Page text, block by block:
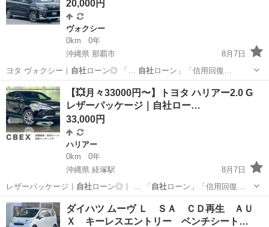
20,000円
ヴォクシー
0km
0年
沖縄県 那覇市
8月7日
ヨタ ヴォクシー｜ 自社 ローン◎ 「… 自社ローン」「信用回復…
沖縄 那覇市 ヴォクシー ローン
【💥月々33000円〜】トヨタ ハリアー2.0 G
レザーパッケージ｜自社ロー…
33,000円
ハリアー
0km
0年
沖縄県 経塚駅
8月7日
レザーパッケージ｜ 自社 ローン◎｜ … 「自社ローン」「信用回復…
沖縄 那覇市 経塚駅 ハリアー
ダイハツ ムーヴ Ｌ ＳＡ ＣＤ再生 ＡＵ
Ｘ キーレスエントリー ベンチシート…